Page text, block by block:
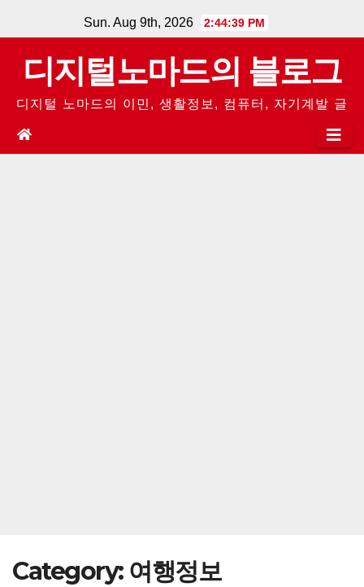
to
content
Sun. Aug 9th, 2026 2:44:41 PM
디지털노마드의 블로그
디지털 노마드의 이민, 생활정보, 컴퓨터, 자기계발 글
Category: 여행정보